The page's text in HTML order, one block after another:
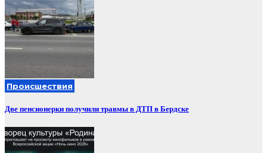
Происшествия
Две пенсионерки получили травмы в ДТП в Бердске